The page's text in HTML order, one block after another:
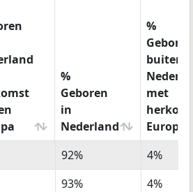
%
Geboren
in
Nederland
%
Geboren
buiten
met
Europa
%
Geboren
in
%
buiten
92%
4%
93% 4%